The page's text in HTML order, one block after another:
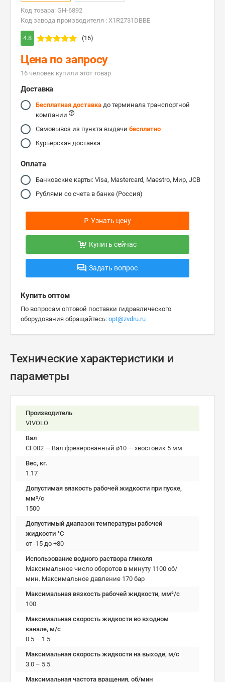
Код товара: GH-6892
Код завода производителя : X1R2731DBBE
4.8 (16)
Цена по запросу
16 человек купили этот товар
Доставка
Бесплатная доставка до терминала транспортной
компании
Самовывоз из пункта выдачи бесплатно
Курьерская доставка
Оплата
Банковские карты: Visa, Mastercard, Maestro, Мир, JCB
Рублями со счета в банке (Россия)
₽ Узнать цену
Купить сейчас
Задать вопрос
Купить оптом
По вопросам оптовой поставки гидравлического
оборудования обращайтесь: opt@zvdru.ru
Технические характеристики и
параметры
Производитель
VIVOLO
Вал
CF002 — Вал фрезерованный ø10 — хвостовик 5 мм
Вес, кг.
1.17
Допустимая вязкость рабочей жидкости при пуске,
мм²/c
1500
Допустимый диапазон температуры рабочей
жидкости °C
от -15 до +80
Использование водного раствора гликоля
Максимальное число оборотов в минуту 1100 об/
мин. Максимальное давление 170 бар
Максимальная вязкость рабочей жидкости, мм²/c
100
Максимальная скорость жидкости во входном
канале, м/с
0.5 – 1.5
Максимальная скорость жидкости на выходе, м/с
3.0 – 5.5
Максимальная частота вращения, об/мин